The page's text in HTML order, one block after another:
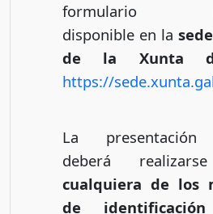
formulario
disponible en la
de la Xunta
https://
La presentación
deberá
cualquiera de los
de